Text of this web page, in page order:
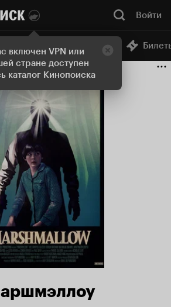
включен VPN или
стране доступен
каталог Кинопоиска
Войти
Онлайн-кинотеатр